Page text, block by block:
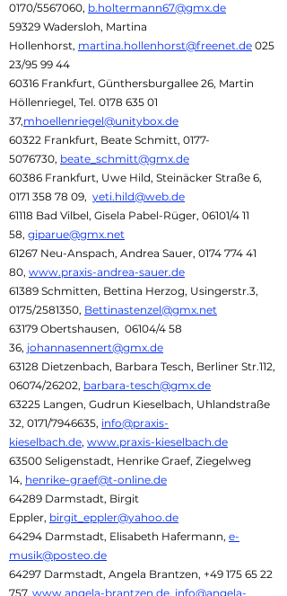
0170/5567060, b.holtermann67@gmx.de
59329 Wadersloh, Martina
Hollenhorst, martina.hollenhorst@freenet.de 025
23/95 99 44
60316 Frankfurt, Günthersburgallee 26, Martin
Höllenriegel, Tel. 0178 635 01
37,mhoellenriegel@unitybox.de
60322 Frankfurt, Beate Schmitt, 0177-
5076730, beate_schmitt@gmx.de
60386 Frankfurt, Uwe Hild, Steinäcker Straße 6,
0171 358 78 09, yeti.hild@web.de
61118 Bad Vilbel, Gisela Pabel-Rüger, 06101/4 11
58, giparue@gmx.net
61267 Neu-Anspach, Andrea Sauer, 0174 774 41
80, www.praxis-andrea-sauer.de
61389 Schmitten, Bettina Herzog, Usingerstr.3,
0175/2581350, Bettinastenzel@gmx.net
63179 Obertshausen, 06104/4 58
36, johannasennert@gmx.de
63128 Dietzenbach, Barbara Tesch, Berliner Str.112,
06074/26202, barbara-tesch@gmx.de
63225 Langen, Gudrun Kieselbach, Uhlandstraße
32, 0171/7946635, info@praxis-
kieselbach.de, www.praxis-kieselbach.de
63500 Seligenstadt, Henrike Graef, Ziegelweg
14, henrike-graef@t-online.de
64289 Darmstadt, Birgit
Eppler, birgit_eppler@yahoo.de
64294 Darmstadt, Elisabeth Hafermann, e-
musik@posteo.de
64297 Darmstadt, Angela Brantzen, +49 175 65 22
757, www.angela-brantzen.de, info@angela-